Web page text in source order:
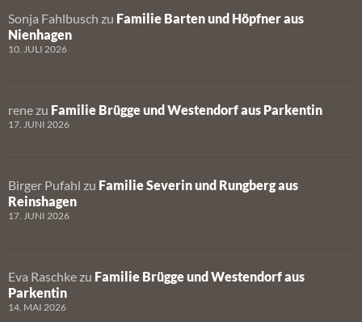
Sonja Fahlbusch zu Familie Barten und Höpfner aus
Nienhagen
10. JULI 2026
rene zu Familie Brügge und Westendorf aus Parkentin
17. JUNI 2026
Birger Pufahl zu Familie Severin und Rungberg aus
Reinshagen
17. JUNI 2026
Eva Raschke zu Familie Brügge und Westendorf aus
Parkentin
14. MAI 2026